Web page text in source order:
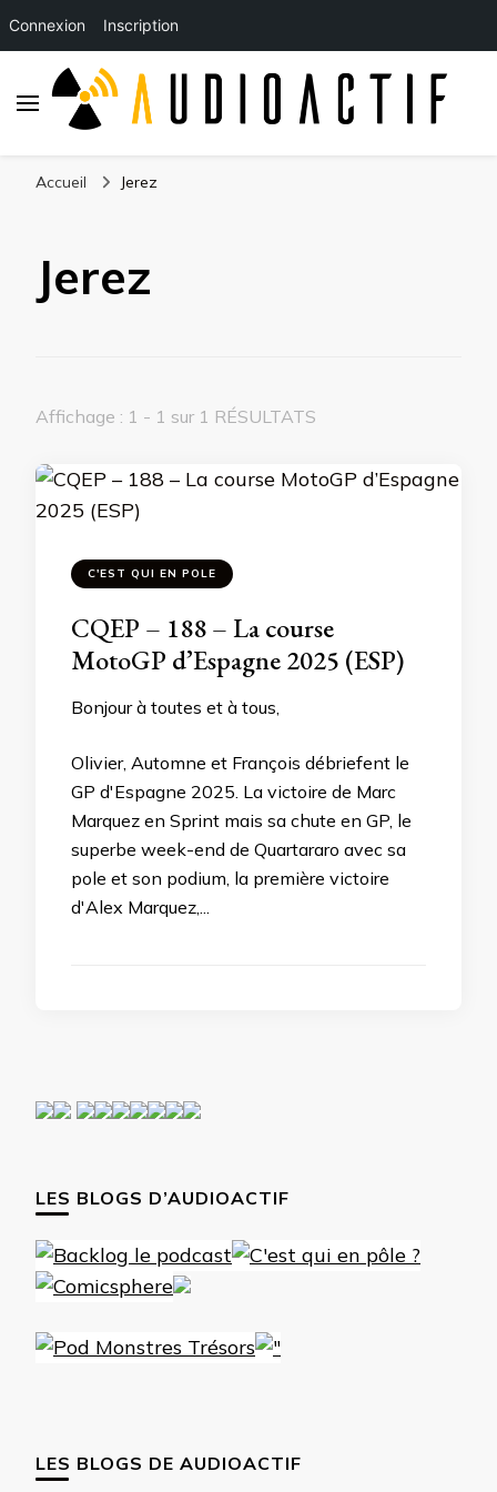
Connexion Inscription
Accueil Jerez
Jerez
Affichage : 1 - 1 sur 1 RÉSULTATS
C'EST QUI EN POLE
CQEP – 188 – La course
MotoGP d’Espagne 2025 (ESP)
Bonjour à toutes et à tous,
Olivier, Automne et François débriefent le
GP d'Espagne 2025. La victoire de Marc
Marquez en Sprint mais sa chute en GP, le
superbe week-end de Quartararo avec sa
pole et son podium, la première victoire
d'Alex Marquez,...
LES BLOGS D’AUDIOACTIF
LES BLOGS DE AUDIOACTIF